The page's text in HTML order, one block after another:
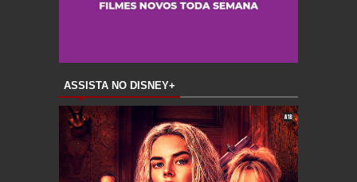
ASSISTA NO DISNEY+